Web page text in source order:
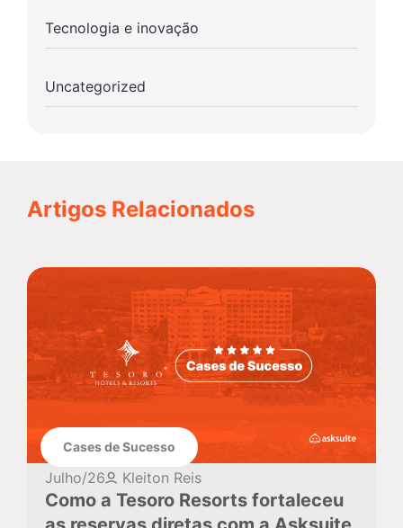
Tecnologia e inovação
Uncategorized
Artigos Relacionados
Cases de Sucesso
Julho/26 Kleiton Reis
Como a Tesoro Resorts fortaleceu